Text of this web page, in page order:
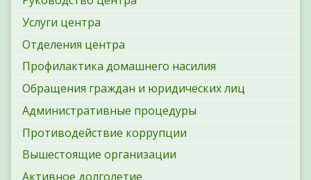
Услуги центра
Отделения центра
Профилактика домашнего насилия
Обращения граждан и юридических лиц
Административные процедуры
Противодействие коррупции
Вышестоящие организации
Активное долголетие